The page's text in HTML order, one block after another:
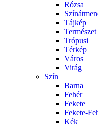
Rózsa
Tájkép
Természet
Trópusi
Térkép
Város
Virág
Szín
Barna
Fehér
Fekete
Fekete-
Kék